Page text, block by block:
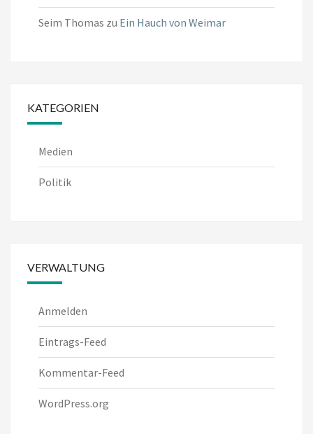
Seim Thomas zu Ein Hauch von Weimar
KATEGORIEN
Medien
Politik
VERWALTUNG
Anmelden
Eintrags-Feed
Kommentar-Feed
WordPress.org